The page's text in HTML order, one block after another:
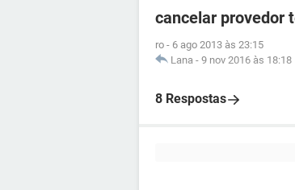
cancelar provedor
ro - 6 ago 2013 às 23:15
Lana - 9 nov 2016 às 18:18
8 Respostas